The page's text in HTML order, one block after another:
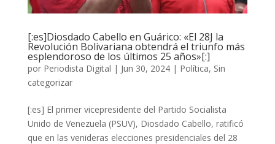
[:es]Diosdado Cabello en Guárico: «El 28J la
Revolución Bolivariana obtendrá el triunfo más
esplendoroso de los últimos 25 años»[:]
por Periodista Digital | Jun 30, 2024| Política, Sin
categorizar
[:es] El primer vicepresidente del Partido Socialista
Unido de Venezuela (PSUV), Diosdado Cabello, ratificó
que en las venideras elecciones presidenciales del 28